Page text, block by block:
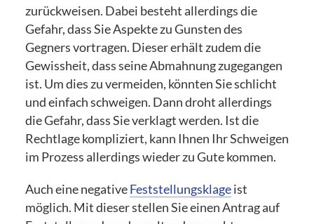
zurückweisen. Dabei besteht allerdings die
Gefahr, dass Sie Aspekte zu Gunsten des
Gegners vortragen. Dieser erhält zudem die
Gewissheit, dass seine Abmahnung zugegangen
ist. Um dies zu vermeiden, könnten Sie schlicht
und einfach schweigen. Dann droht allerdings
die Gefahr, dass Sie verklagt werden. Ist die
Rechtlage kompliziert, kann Ihnen Ihr Schweigen
im Prozess allerdings wieder zu Gute kommen.
Auch eine negativeFeststellungsklageist
möglich. Mit dieser stellen Sie einen Antrag auf